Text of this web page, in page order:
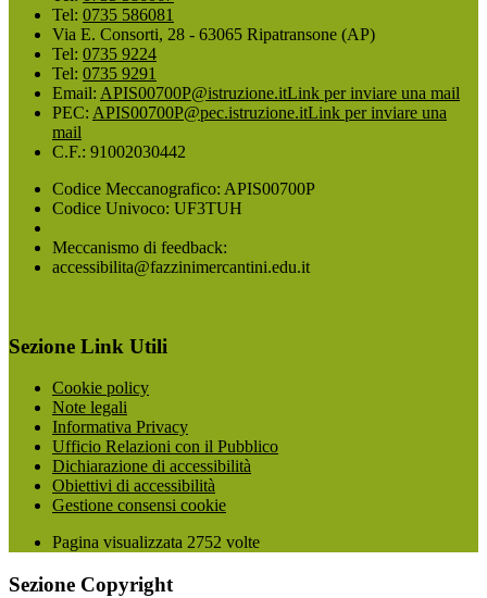
Tel: 0735 586081
Via E. Consorti, 28 - 63065 Ripatransone (AP)
Tel: 0735 9224
Tel: 0735 9291
Email: APIS00700P@istruzione.itLink per inviare una mail
PEC: APIS00700P@pec.istruzione.itLink per inviare una
mail
C.F.: 91002030442
Codice Meccanografico: APIS00700P
Codice Univoco: UF3TUH
Meccanismo di feedback:
accessibilita@fazzinimercantini.edu.it
Sezione Link Utili
Cookie policy
Note legali
Informativa Privacy
Ufficio Relazioni con il Pubblico
Dichiarazione di accessibilità
Obiettivi di accessibilità
Gestione consensi cookie
Pagina visualizzata 2752 volte
Sezione Copyright